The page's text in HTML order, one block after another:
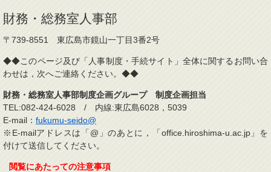
財務・総務室人事部
〒739-8551 東広島市鏡山一丁目3番2号
◆◆このページ及び「人事制度・手続サイト」全体に関するお問い合
わせは，次へご連絡ください。◆◆
財務・総務室人事部制度企画グループ 制度企画担当
TEL:082-424-6028 / 内線:東広島6028，5039
E-mail： fukumu-seido@
※E-mailアドレスは「@」のあとに，「office.hiroshima-u.ac.jp」を
付けて送信してください。
閲覧にあたっての注意事項